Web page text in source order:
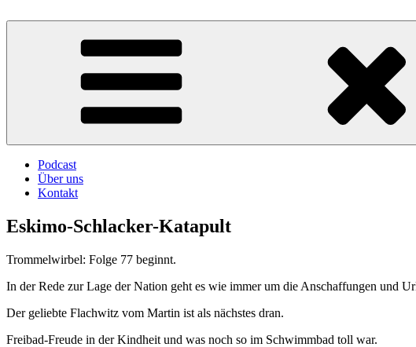
Inhalt
Atschebärebach
Mit viel Spaß, Humor und Sarkasmus
Podcast
Über uns
Kontakt
Eskimo-Schlacker-Katapult
Trommelwirbel: Folge 77 beginnt.
In der Rede zur Lage der Nation geht es wie immer um die Anschaffungen und
Der geliebte Flachwitz vom Martin ist als nächstes dran.
Freibad-Freude in der Kindheit und was noch so im Schwimmbad toll war.